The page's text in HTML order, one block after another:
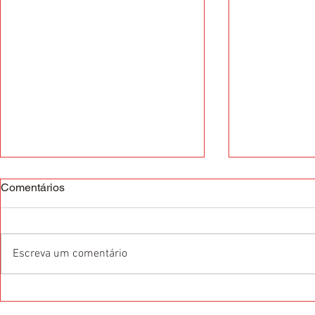
Comentários
Escreva um comentário